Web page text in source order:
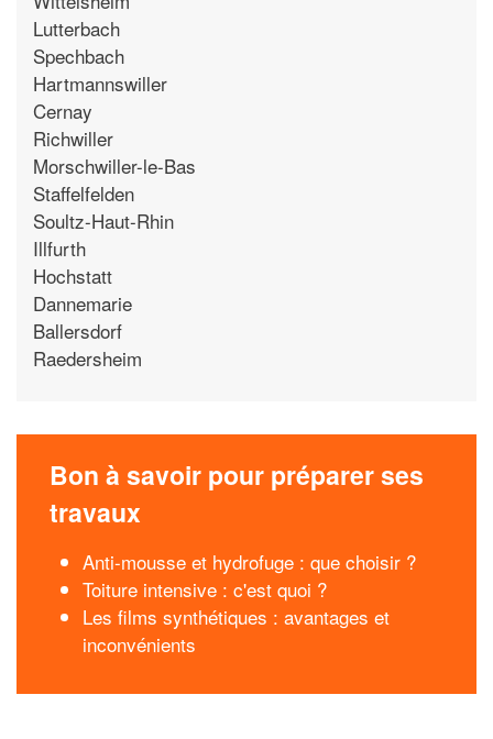
Lutterbach
Spechbach
Hartmannswiller
Cernay
Richwiller
Morschwiller-le-Bas
Staffelfelden
Soultz-Haut-Rhin
Illfurth
Hochstatt
Dannemarie
Ballersdorf
Raedersheim
Bon à savoir pour préparer ses
travaux
Anti-mousse et hydrofuge : que choisir ?
Toiture intensive : c'est quoi ?
Les films synthétiques : avantages et
inconvénients